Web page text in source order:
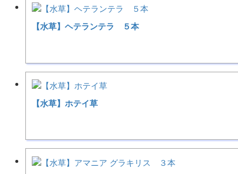
【水草】ヘテランテラ ５本
【水草】ホテイ草